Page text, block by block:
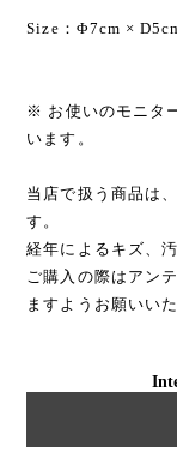
Size：Φ7cm ×
※ お使いのモニタ
います。
当店で扱う商品は
す。
経年によるキズ、
ご購入の際はアン
ますようお願いいた